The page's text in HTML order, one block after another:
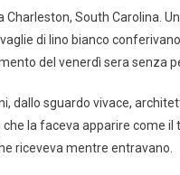
Charleston, South Carolina.
di lino bianco
del venerdì sera senza
dallo sguardo vivace,
la faceva apparire come il
riceveva mentre entravano.